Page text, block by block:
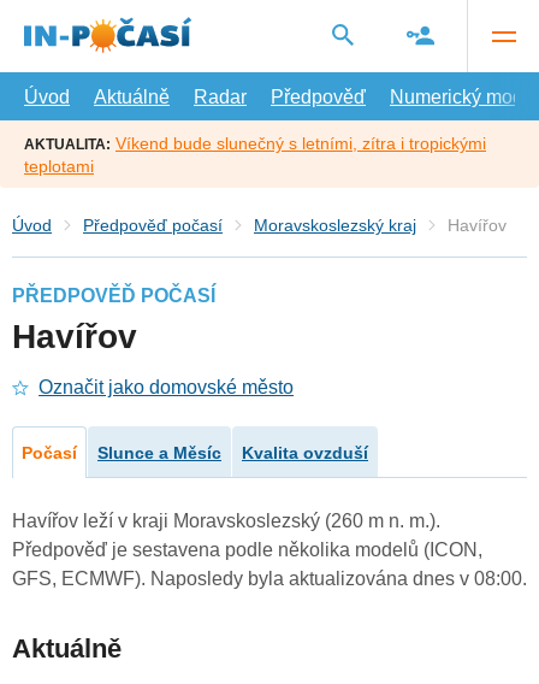
hlavní
Úvod
Aktuálně Radar Předpověď Numerický model
AKTUALITA: Víkend bude slunečný s letními, zítra i tropickými
teplotami
Úvod Předpověď počasí Moravskoslezský kraj Havířov
PŘEDPOVĚĎ POČASÍ
Havířov
Označit jako domovské město
Počasí Slunce a Měsíc Kvalita ovzduší
Havířov leží v kraji Moravskoslezský (260 m n. m.).
Předpověď je sestavena podle několika modelů (ICON,
GFS, ECMWF). Naposledy byla aktualizována dnes v 08:00.
Aktuálně